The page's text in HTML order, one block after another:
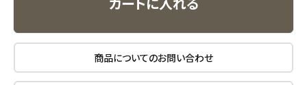
コラム・スタッフのおすすめ
ご利用ガイド等
商品についてのお問い合わせ